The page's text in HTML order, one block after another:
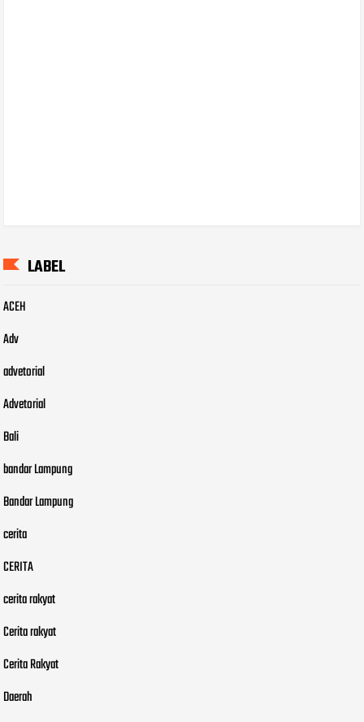
LABEL
ACEH
Adv
advetorial
Advetorial
Bali
bandar Lampung
Bandar Lampung
cerita
CERITA
cerita rakyat
Cerita rakyat
Cerita Rakyat
Daerah